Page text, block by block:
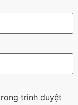
trình duyệt